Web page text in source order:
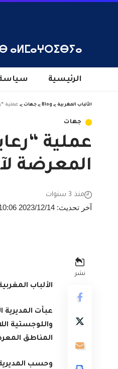
ⴰⵍⵎⴰⵖⵔⵉⴱⵢⴰ
الرئيسية
الألباب المغربية >
Blog
> جهات > عملية “رعاية 2023-2024”.. تعبئة قوية لتعزيز التكفل الصحي بساكنة
جهات
المعرضة
آخر تحديث: 2023/12/14 at 10:06 صباحًا
منذ 3 سنوات
نشر
الألباب
عبأت
المناطق
وحسب